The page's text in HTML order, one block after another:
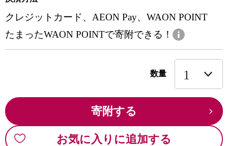
クレジットカード、AEON Pay、WAON POINT
たまったWAON POINTで寄附できる！
数量
寄附する
お気に入りに追加する